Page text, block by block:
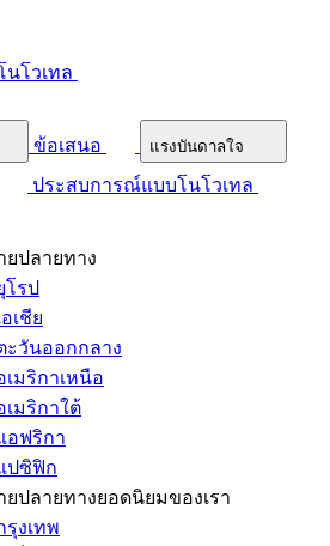
โวเทล
ข้อเสนอ แรงบันดาลใจ
ประสบการณ์แบบโนโวเทล
ยปลายทาง
โรป
อเชีย
ะวันออกกลาง
เมริกาเหนือ
เมริกาใต้
อฟริกา
ปซิฟิก
ยปลายทางยอดนิยมของเรา
รุงเทพ